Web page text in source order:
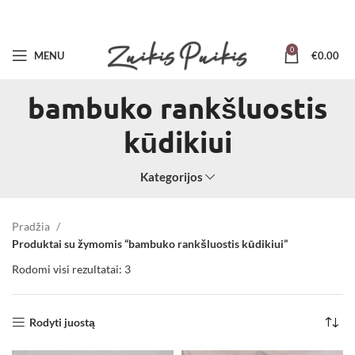
MENU 0 €0.00
bambuko rankšluostis
kūdikiui
Kategorijos
Pradžia
Produktai su žymomis “bambuko rankšluostis kūdikiui”
Rodomi visi rezultatai: 3
Rodyti juostą